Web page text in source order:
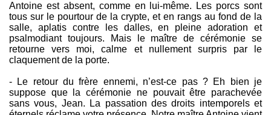
Antoine est absent, comme en lui-même. Les porcs sont
tous sur le pourtour de la crypte, et en rangs au fond de la
salle, aplatis contre les dalles, en pleine adoration et
psalmodiant toujours. Mais le maître de cérémonie se
retourne vers moi, calme et nullement surpris par le
claquement de la porte.
- Le retour du frère ennemi, n’est-ce pas ? Eh bien je
suppose que la cérémonie ne pouvait être parachevée
sans vous, Jean. La passation des droits intemporels et